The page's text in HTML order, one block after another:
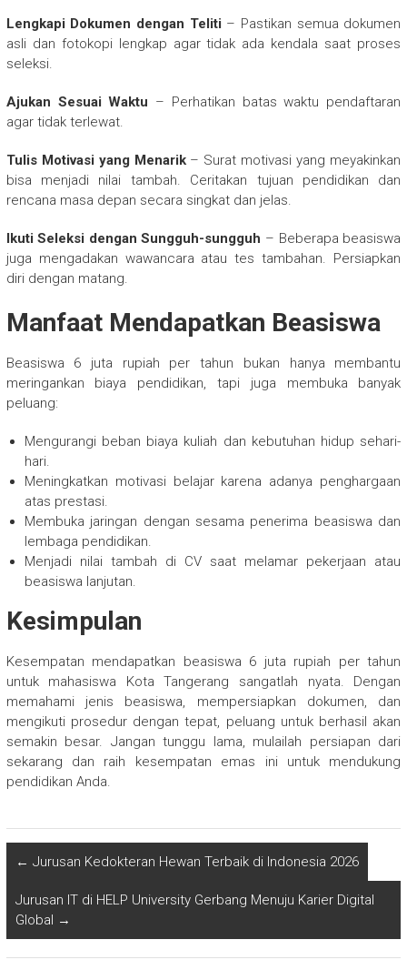
Lengkapi Dokumen dengan Teliti – Pastikan semua dokumen
asli dan fotokopi lengkap agar tidak ada kendala saat proses
seleksi.
Ajukan Sesuai Waktu – Perhatikan batas waktu pendaftaran
agar tidak terlewat.
Tulis Motivasi yang Menarik– Surat motivasi yang meyakinkan
bisa menjadi nilai tambah. Ceritakan tujuan pendidikan dan
rencana masa depan secara singkat dan jelas.
Ikuti Seleksi dengan Sungguh-sungguh – Beberapa beasiswa
juga mengadakan wawancara atau tes tambahan. Persiapkan
diri dengan matang.
Manfaat Mendapatkan Beasiswa
Beasiswa 6 juta rupiah per tahun bukan hanya membantu
meringankan biaya pendidikan, tapi juga membuka banyak
peluang:
Mengurangi beban biaya kuliah dan kebutuhan hidup sehari-
hari.
Meningkatkan motivasi belajar karena adanya penghargaan
atas prestasi.
Membuka jaringan dengan sesama penerima beasiswa dan
lembaga pendidikan.
Menjadi nilai tambah di CV saat melamar pekerjaan atau
beasiswa lanjutan.
Kesimpulan
Kesempatan mendapatkan beasiswa 6 juta rupiah per tahun
untuk mahasiswa Kota Tangerang sangatlah nyata. Dengan
memahami jenis beasiswa, mempersiapkan dokumen, dan
mengikuti prosedur dengan tepat, peluang untuk berhasil akan
semakin besar. Jangan tunggu lama, mulailah persiapan dari
sekarang dan raih kesempatan emas ini untuk mendukung
pendidikan Anda.
← Jurusan Kedokteran Hewan Terbaik di Indonesia 2026
Jurusan IT di HELP University Gerbang Menuju Karier Digital
Global →